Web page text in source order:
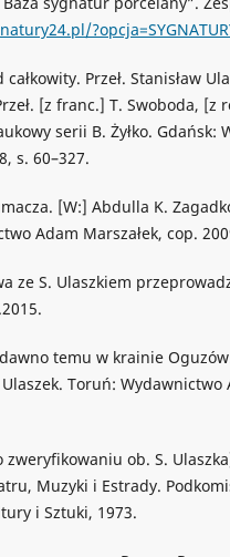
całkowity. Przeł. Stanisław
[z franc.] T. Swoboda, [z
serii B. Żyłko.
s. 60–327.
[W:] Abdulla K.
Adam Marszałek, cop.
ze S. Ulaszkiem
temu w krainie
Ulaszek. Toruń: Wydawnictwo
zweryfikowaniu ob. S.
Muzyki i Estrady.
i Sztuki, 1973.